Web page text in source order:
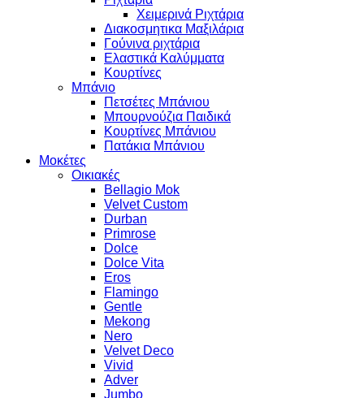
Χειμερινά Ριχτάρια
Διακοσμητικα Μαξιλάρια
Γούνινα ριχτάρια
Ελαστικά Καλύμματα
Κουρτίνες
Μπάνιο
Πετσέτες Μπάνιου
Μπουρνούζια Παιδικά
Κουρτίνες Μπάνιου
Πατάκια Μπάνιου
Μοκέτες
Οικιακές
Bellagio Mok
Velvet Custom
Durban
Primrose
Dolce
Dolce Vita
Eros
Flamingo
Gentle
Mekong
Nero
Velvet Deco
Vivid
Adver
Jumbo